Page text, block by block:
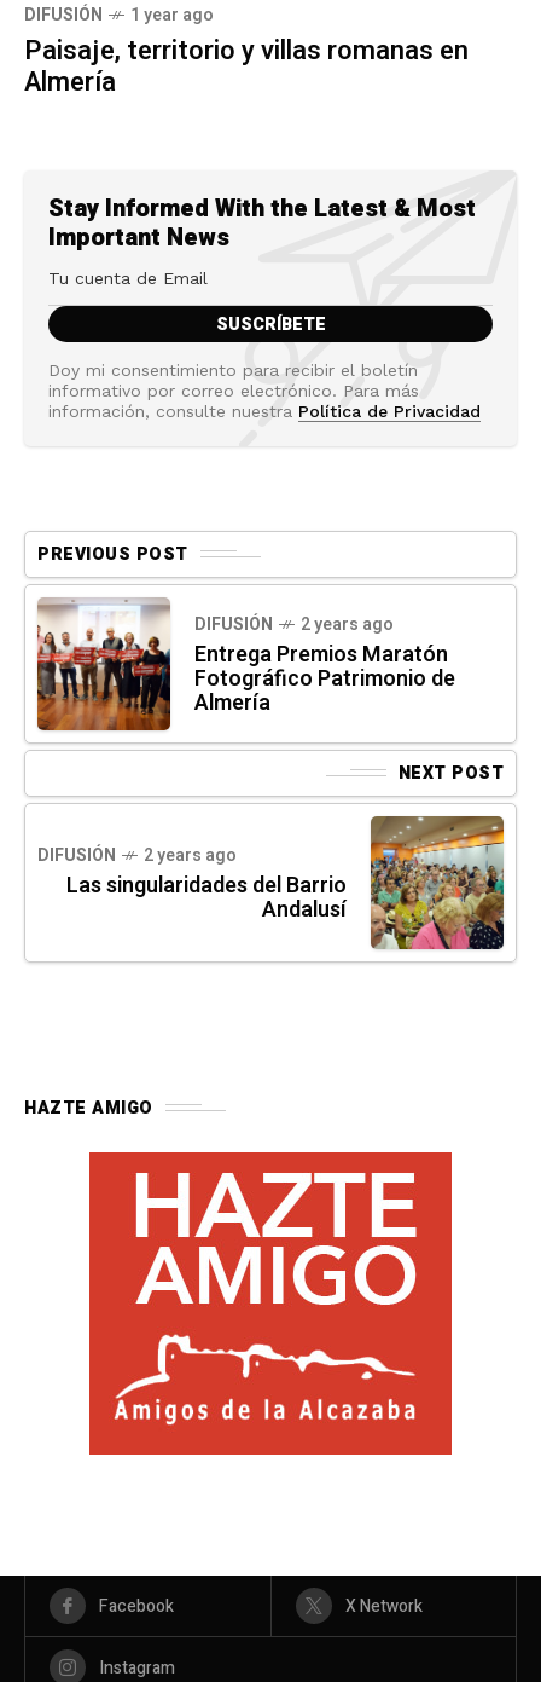
DIFUSIÓN 1 year ago
Paisaje, territorio y villas romanas en
Almería
Stay Informed With the Latest & Most
Important News
Doy mi consentimiento para recibir el boletín
informativo por correo electrónico. Para más
información, consulte nuestra Política de Privacidad
PREVIOUS POST
DIFUSIÓN 2 years ago
Entrega Premios Maratón
Fotográfico Patrimonio de
Almería
NEXT POST
DIFUSIÓN 2 years ago
Las singularidades del Barrio
Andalusí
HAZTE AMIGO
Facebook X Network
Instagram